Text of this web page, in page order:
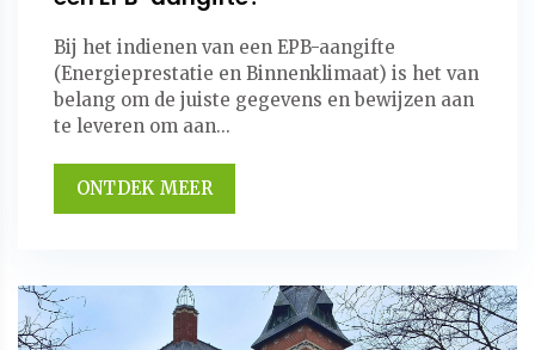
Bij het indienen van een EPB-aangifte
(Energieprestatie en Binnenklimaat) is het van
belang om de juiste gegevens en bewijzen aan
te leveren om aan...
ONTDEK MEER